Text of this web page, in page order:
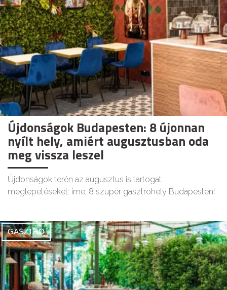
Újdonságok Budapesten: 8 újonnan
nyílt hely, amiért augusztusban oda
meg vissza leszel
Újdonságok terén az augusztus is tartogat
meglepetéseket: íme, 8 szuper gasztrohely Budapesten!
GASZTRO